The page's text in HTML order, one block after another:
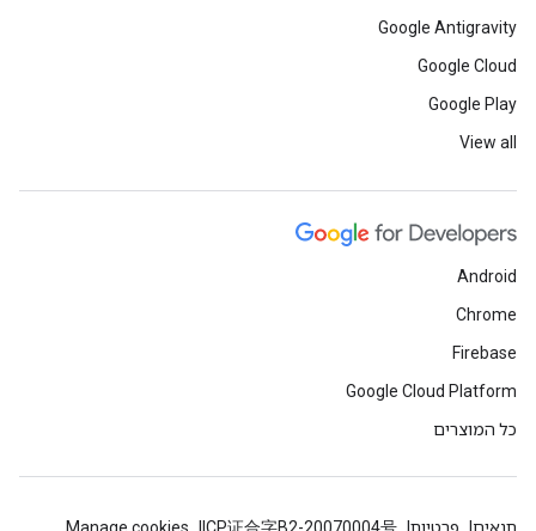
Google Antigravity
Google Cloud
Google Play
View all
Android
Chrome
Firebase
Google Cloud Platform
כל המוצרים